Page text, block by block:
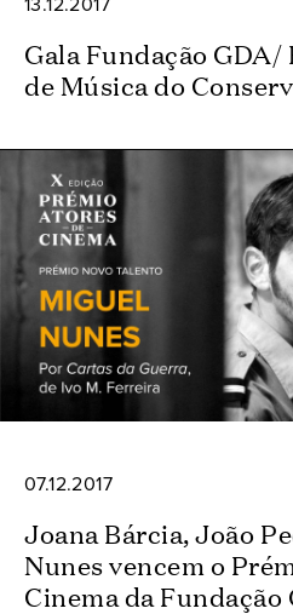
Gala Fundação
de Música do
07.12.2017
Joana Bárcia, João
Nunes vencem o
Cinema da Fundação